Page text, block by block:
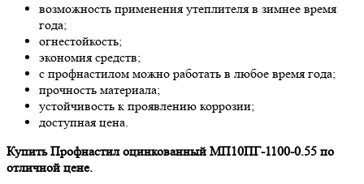
возможность применения утеплителя в зимнее время
года;
огнестойкость;
экономия средств;
с профнастилом можно работать в любое время года;
прочность материала;
устойчивость к проявлению коррозии;
доступная цена.
Купить Профнастил оцинкованный МП10ПГ-1100-0.55 по
отличной цене.